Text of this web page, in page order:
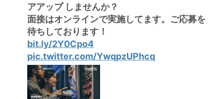
アアップ しませんか？
面接はオンラインで実施してます。ご応募を
待ちしております！
bit.ly/2Y0Cpo4
pic.twitter.com/YwqpzUPhcq